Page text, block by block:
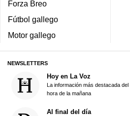
Forza Breo
Fútbol gallego
Motor gallego
NEWSLETTERS
Hoy en La Voz
La información más destacada
hora de la mañana
Al final del día